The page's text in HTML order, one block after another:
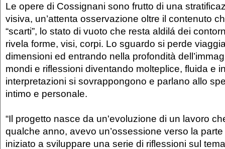
Le opere di Cossignani sono frutto di una
visiva, un’attenta osservazione oltre il contenuto
“scarti”, lo stato di vuoto che resta aldilá dei
rivela forme, visi, corpi. Lo sguardo si perde
dimensioni ed entrando nella profondità
mondi e riflessioni diventando molteplice, fluida e
interpretazioni si sovrappongono e parlano allo
intimo e personale.
“Il progetto nasce da un'evoluzione di un lavoro
qualche anno, avevo un’ossessione verso la
iniziato a sviluppare una serie di riflessioni sul